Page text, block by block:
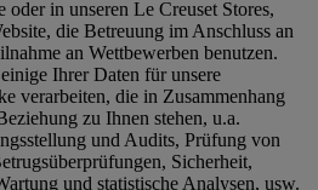
oder in unseren Le Creuset Stores,
die Betreuung im Anschluss an
an Wettbewerben benutzen.
Ihrer Daten für unsere
verarbeiten, die in Zusammenhang
zu Ihnen stehen, u.a.
und Audits, Prüfung von
Sicherheit,
und statistische Analysen, usw.